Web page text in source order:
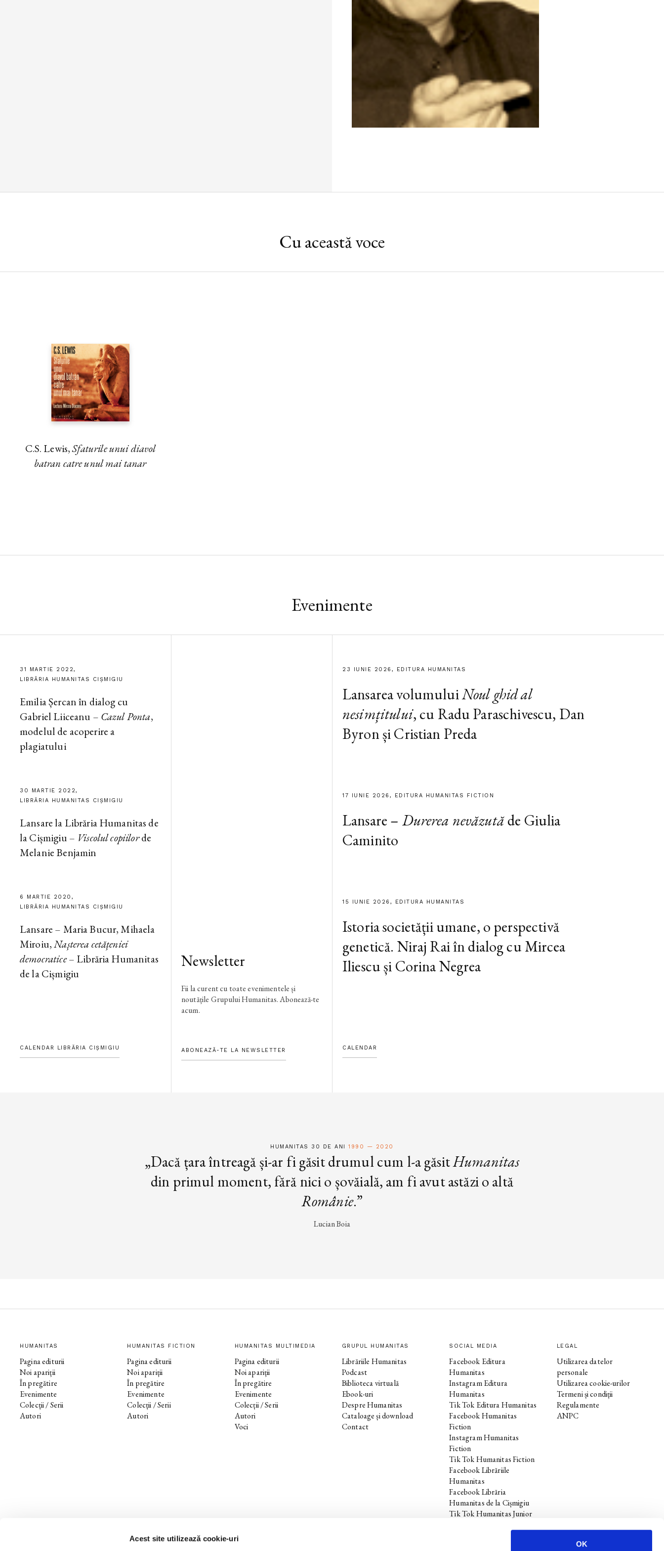
Acest site utilizează cookie-uri
OK
Cu această voce
C.S. Lewis,Sfaturile unui diavol
batran catre unul mai tanar
Evenimente
23 IUNIE 2026, EDITURA HUMANITAS
Lansarea volumuluiNoul ghid al
nesimțitului, cu Radu Paraschivescu, Dan
Byron și Cristian Preda
17 IUNIE 2026, EDITURA HUMANITAS FICTION
Lansare – Durerea nevăzutăde Giulia
Caminito
15 IUNIE 2026, EDITURA HUMANITAS
Istoria societății umane, o perspectivă
genetică. Niraj Rai în dialog cu Mircea
Iliescu și Corina Negrea
CALENDAR
31 MARTIE 2022,
LIBRĂRIA HUMANITAS CIȘMIGIU
Emilia Șercan în dialog cu
Gabriel Liiceanu – Cazul Ponta,
modelul de acoperire a
plagiatului
30 MARTIE 2022,
LIBRĂRIA HUMANITAS CIȘMIGIU
Lansare la Librăria Humanitas de
la Cișmigiu – Viscolul copiilorde
Melanie Benjamin
6 MARTIE 2020,
LIBRĂRIA HUMANITAS CIȘMIGIU
Lansare – Maria Bucur, Mihaela
Miroiu,Nașterea cetățeniei
democratice– Librăria Humanitas
de la Cișmigiu
CALENDAR LIBRĂRIA CIȘMIGIU
Newsletter
Fii la curent cu toate evenimentele și
noutățile Grupului Humanitas. Abonează-te
acum.
ABONEAZĂ-TE LA NEWSLETTER
HUMANITAS 30 DE ANI1990 — 2020
„Dacă țara întreagă și-ar fi găsit drumul cum l-a găsitHumanitas
din primul moment, fără nici o șovăială, am fi avut astăzi o altă
Românie.”
Lucian Boia
HUMANITAS
Pagina editurii
Noi apariții
În pregătire
Evenimente
Colecții / Serii
Autori
HUMANITAS FICTION
Pagina editurii
Noi apariții
În pregătire
Evenimente
Colecții / Serii
Autori
HUMANITAS MULTIMEDIA
Pagina editurii
Noi apariții
În pregătire
Evenimente
Colecții / Serii
Autori
Voci
GRUPUL HUMANITAS
Librăriile Humanitas
Podcast
Biblioteca virtuală
Ebook-uri
Despre Humanitas
Cataloage și download
Contact
SOCIAL MEDIA
Facebook Editura
Humanitas
Instagram Editura
Humanitas
Tik Tok Editura Humanitas
Facebook Humanitas
Fiction
Instagram Humanitas
Fiction
Tik Tok Humanitas Fiction
Facebook Librăriile
Humanitas
Facebook Librăria
Humanitas de la Cișmigiu
Tik Tok Humanitas Junior
LEGAL
Utilizarea datelor
personale
Utilizarea cookie-urilor
Termeni și condiții
Regulamente
ANPC